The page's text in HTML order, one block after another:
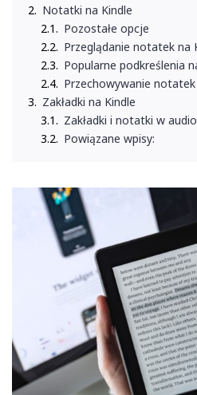
Notatki na Kindle
Pozostałe opcje
Przeglądanie notatek na
Popularne podkreślenia
Przechowywanie notatek
Zakładki na Kindle
Zakładki i notatki w
Powiązane wpisy: